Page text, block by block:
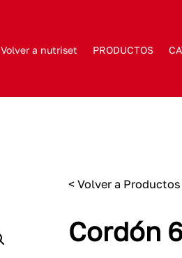
Volver a nutriset PRODUCTOS
< Volver a Productos
Cordón